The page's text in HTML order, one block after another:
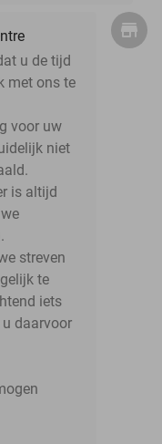
u de tijd
met ons te
voor uw
niet
is altijd
streven
te
iets
daarvoor